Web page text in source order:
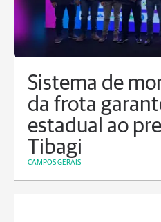
Sistema de
da frota
estadual ao
Tibagi
CAMPOS GERAIS